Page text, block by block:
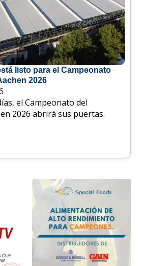
listo para el Campeonato
2026
el Campeonato del
2026 abrirá sus puertas.